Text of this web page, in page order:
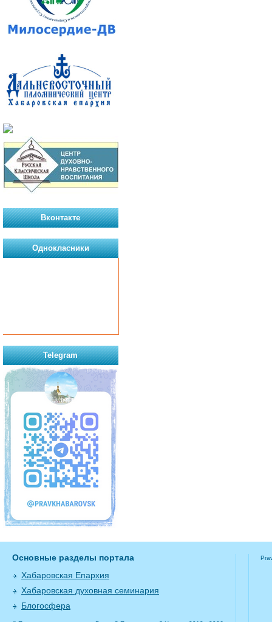
Вконтакте
Однокласники
Telegram
Основные разделы портала
Хабаровская Епархия
Хабаровская духовная семинария
Блогосфера